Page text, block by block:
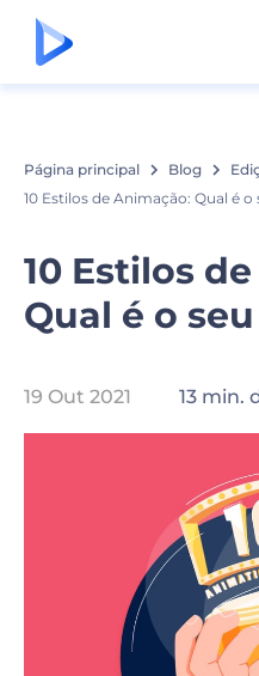
Página principal Blog
10 Estilos de Animação: Qual é
10 Estilos
Qual é o
19 Out 2021 13 min.